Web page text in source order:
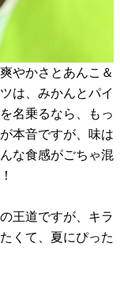
やかさとあんこ＆
は、みかんとパイ
名乗るなら、もっ
本音ですが、味は
な食感がごちゃ混
王道ですが、キラ
くて、夏にぴった